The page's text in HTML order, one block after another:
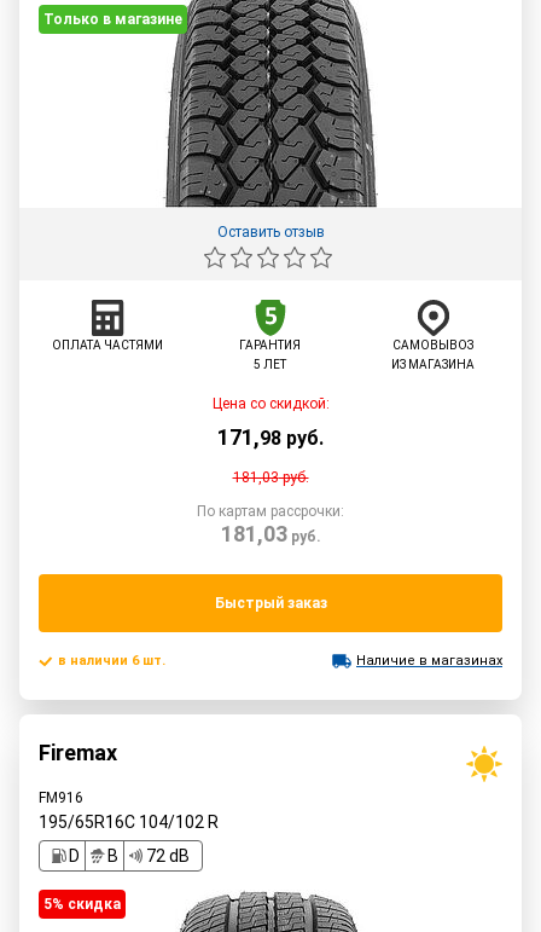
Только в магазине
Оставить отзыв
ОПЛАТА ЧАСТЯМИ
ГАРАНТИЯ
5 ЛЕТ
САМОВЫВОЗ
ИЗ МАГАЗИНА
Цена со скидкой:
171,98 руб.
181,03руб.
По картам рассрочки:
181,03руб.
Быстрый заказ
в наличии 6 шт. Наличие в магазинах
Firemax
FM916
195/65R16C 104/102 R
D
B 72 dB
5% cкидка